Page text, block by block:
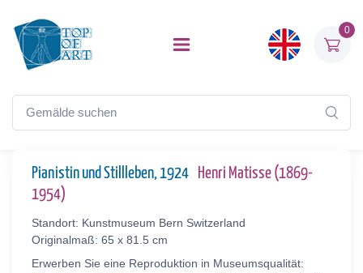
0
Pianistin und Stillleben, 1924
Henri Matisse (1869-
1954)
Standort: Kunstmuseum Bern Switzerland
Originalmaß: 65 x 81.5 cm
Erwerben Sie eine Reproduktion in Museumsqualität: